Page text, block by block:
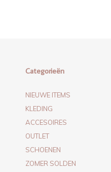
Categorieën
NIEUWE ITEMS
KLEDING
ACCESOIRES
OUTLET
SCHOENEN
ZOMER SOLDEN